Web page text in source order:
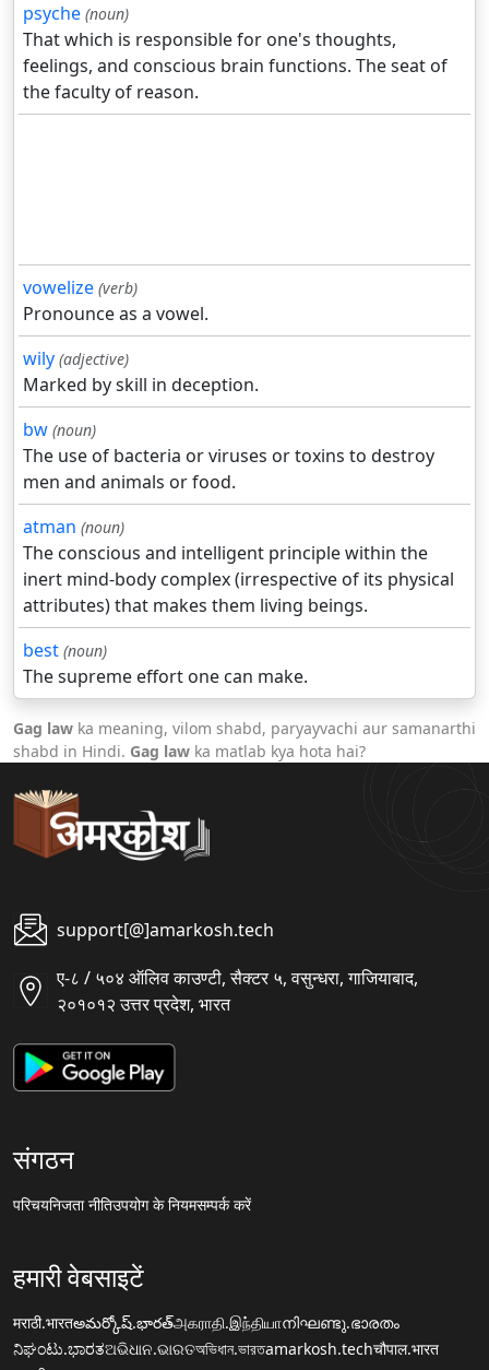
psyche (noun)
That which is responsible for one's thoughts,
feelings, and conscious brain functions. The seat of
the faculty of reason.
vowelize (verb)
Pronounce as a vowel.
wily (adjective)
Marked by skill in deception.
bw (noun)
The use of bacteria or viruses or toxins to destroy
men and animals or food.
atman (noun)
The conscious and intelligent principle within the
inert mind-body complex (irrespective of its physical
attributes) that makes them living beings.
best (noun)
The supreme effort one can make.
Gag law ka meaning, vilom shabd, paryayvachi aur samanarthi
shabd in Hindi. Gag law ka matlab kya hota hai?
support[@]amarkosh.tech
ए-८ / ५०४ ऑलिव काउण्टी, सैक्टर ५, वसुन्धरा, गाजियाबाद,
२०१०१२ उत्तर प्रदेश, भारत
संगठन
परिचयनिजता नीतिउपयोग के नियमसम्पर्क करें
हमारी वेबसाइटें
मराठी.भारतఅమర్కోష్.భారత్அகராதி.இந்தியாനിഘണ്ടു.ഭാരതം
ನಿಘಂಟು.ಭಾರತଅଭିଧାନ.ଭାରତঅভিধান.ভারতamarkosh.techचौपाल.भारत